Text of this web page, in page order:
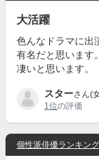
大活躍
色んなドラマに出
有名だと思います
凄いと思います。
スターさん(
1位の評価
個性派俳優ランキング